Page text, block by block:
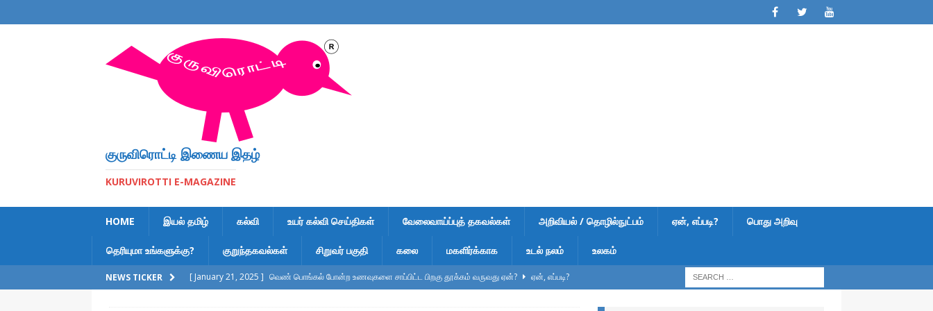
குருவிரொட்டி இணைய இதழ்
KURUVIROTTI E-MAGAZINE
HOME இயல் தமிழ் கல்வி உயர் கல்வி செய்திகள் வேலைவாய்ப்புத் தகவல்கள் அறிவியல் / தொழில்நுட்பம் ஏன், எப்படி? பொது அறிவு
தெரியுமா உங்களுக்கு? குறுந்தகவல்கள் சிறுவர் பகுதி கலை மகளிர்க்காக உடல் நலம் உலகம்
NEWS TICKER [ January 21, 2025 ] வெண் பொங்கல் போன்ற உணவுகளை சாப்பிட்ட பிறகு தூக்கம் வருவது ஏன்?
ஏன், எப்படி?